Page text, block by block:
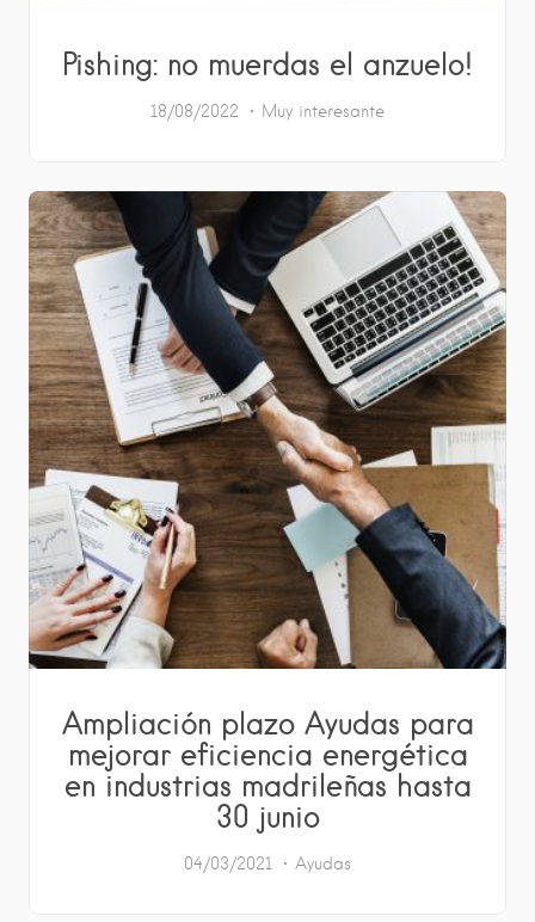
Pishing: no muerdas el anzuelo!
18/08/2022 Muy interesante
Ampliación plazo Ayudas para
mejorar eficiencia energética
en industrias madrileñas hasta
30 junio
04/03/2021 Ayudas